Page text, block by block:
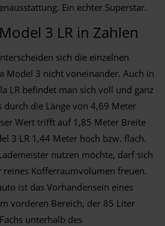
Ein echter Superstar.
3 LR in Zahlen
sich die einzelnen
Model 3 nicht voneinander. Auch in
LR befindet man sich voll und ganz
durch die Länge von 4,69 Meter
Wert trifft auf 1,85 Meter Breite
3 LR 1,44 Meter hoch bzw. flach.
nutzen möchte, darf sich
Kofferraumvolumen freuen.
ist das Vorhandensein eines
vorderen Bereich, der 85 Liter
unterhalb des